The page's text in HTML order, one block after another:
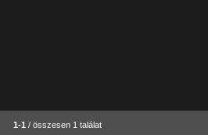
1-1 / összesen 1 találat